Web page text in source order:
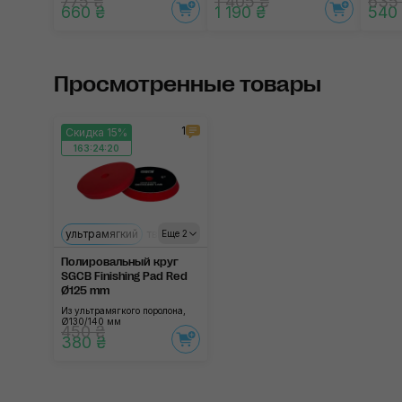
660 ₴ 1 190 ₴ 540
Просмотренные товары
Скидка 15%
163:24:19
1
Еще 2
ультрамягкий твёрдый
Полировальный круг
SGCB Finishing Pad Red
Ø125 mm
Из ультрамягкого поролона,
Ø130/140 мм
450 ₴
380 ₴